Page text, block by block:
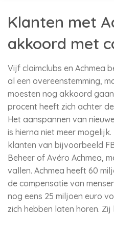
Klanten met
akkoord met
Vijf claimclubs en Achmea
al een overeenstemming,
moesten nog akkoord
procent heeft zich achter
Het aanspannen van
is hierna niet meer
klanten van bijvoorbeeld
Beheer of Avéro Achmea,
vallen. Achmea heeft 60
de compensatie van
nog eens 25 miljoen euro
zich hebben laten horen.